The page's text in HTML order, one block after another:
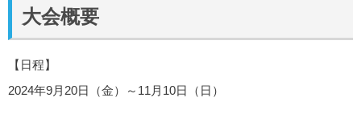
大会概要
【日程】
2024年9月20日（金）～11月10日（日）